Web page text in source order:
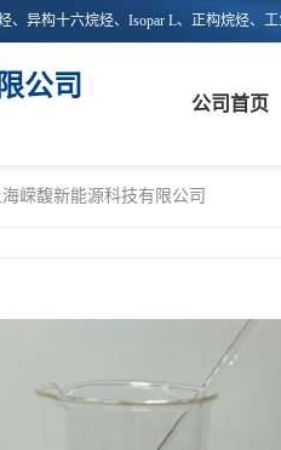
公司
公司首页
嵘馥新能源科技有限公司